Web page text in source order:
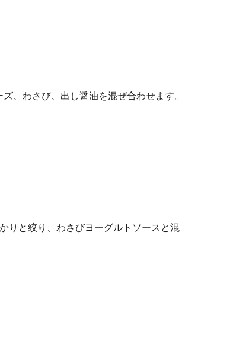
、わさび、出し醤油を混ぜ合わせます。
りと絞り、わさびヨーグルトソースと混